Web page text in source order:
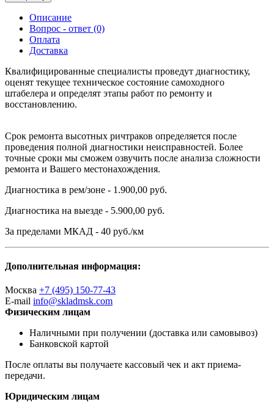
Описание
Вопрос - ответ (0)
Оплата
Доставка
Квалифицированные специалисты проведут диагностику,
оценят текущее техническое состояние самоходного
штабелера и определят этапы работ по ремонту и
восстановлению.
Срок ремонта высотных ричтраков определяется после
проведения полной диагностики неисправностей. Более
точные сроки мы сможем озвучить после анализа сложности
ремонта и Вашего местонахождения.
Диагностика в рем/зоне - 1.900,00 руб.
Диагностика на выезде - 5.900,00 руб.
За пределами МКАД - 40 руб./км
Дополнительная информация:
Москва +7 (495) 150-77-43
E-mail info@skladmsk.com
Физическим лицам
Наличными при получении (доставка или самовывоз)
Банковской картой
После оплаты вы получаете кассовый чек и акт приема-
передачи.
Юридическим лицам